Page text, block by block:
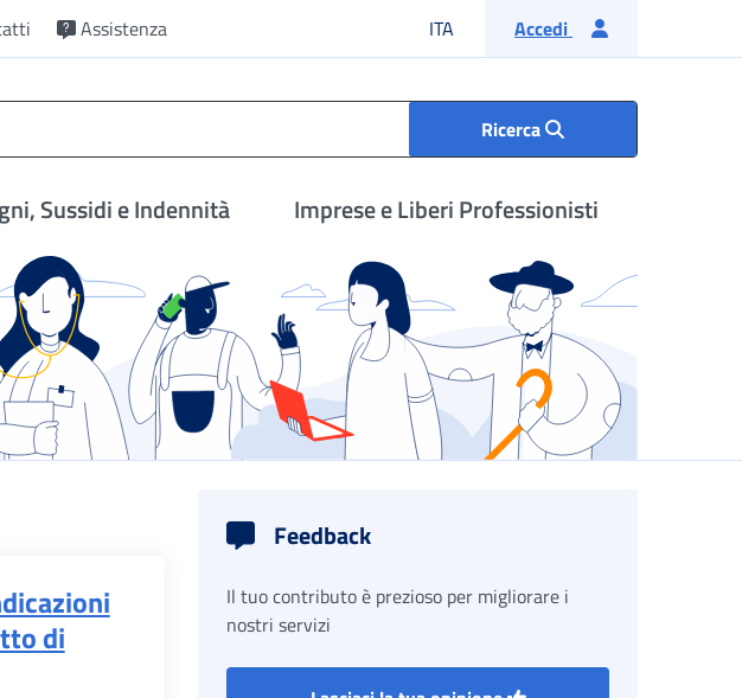
Assistenza ITA Lingua italiana
Accedi
Ricerca
Sussidi e Indennità Imprese e Liberi Professionisti
di
Feedback
Il tuo contributo è prezioso per migliorare i
nostri servizi